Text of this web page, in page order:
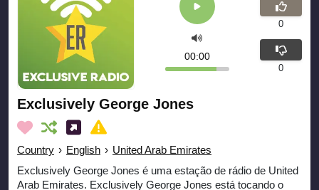
Exclusively George Jones
Country › English › United Arab Emirates
Exclusively George Jones é uma estação de rádio de United
Arab Emirates. Exclusively George Jones está tocando o
00:00
0
0